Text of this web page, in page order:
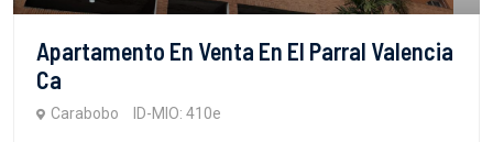
Apartamento En Venta En El Parral Valencia
Ca
Carabobo ID-MIO: 410e